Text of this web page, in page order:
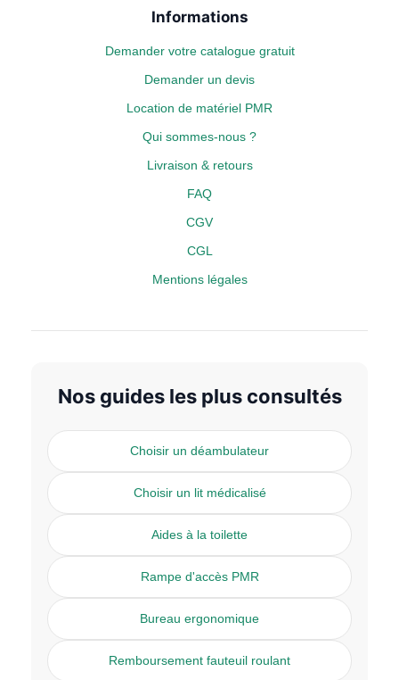
Informations
Demander votre catalogue gratuit
Demander un devis
Location de matériel PMR
Qui sommes-nous ?
Livraison & retours
FAQ
CGV
CGL
Mentions légales
Nos guides les plus consultés
Choisir un déambulateur
Choisir un lit médicalisé
Aides à la toilette
Rampe d'accès PMR
Bureau ergonomique
Remboursement fauteuil roulant